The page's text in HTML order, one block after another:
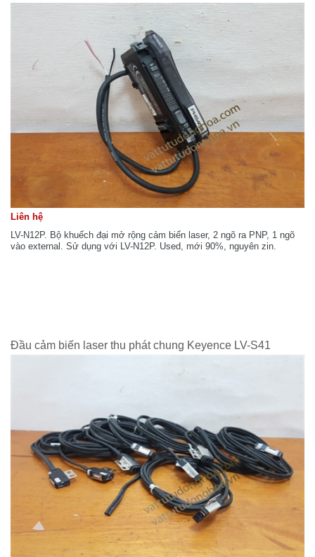
Liên hệ
LV-N12P. Bộ khuếch đại mở rộng cảm biến laser, 2 ngõ ra PNP, 1 ngõ
vào external. Sử dụng với LV-N12P. Used, mới 90%, nguyên zin.
Đầu cảm biến laser thu phát chung Keyence LV-S41